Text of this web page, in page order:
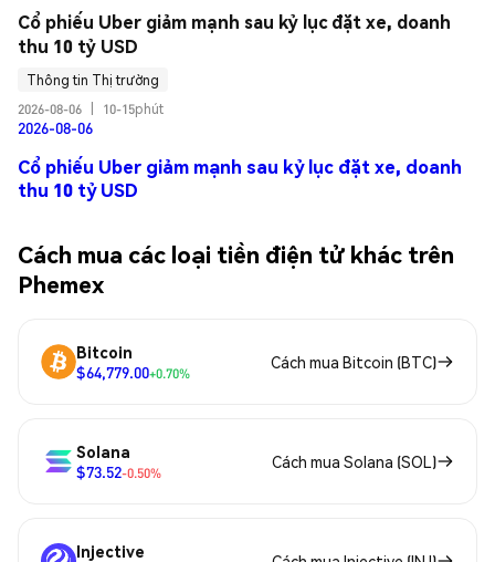
Cổ phiếu Uber giảm mạnh sau kỷ lục đặt xe, doanh
thu 10 tỷ USD
Thông tin Thị trường
2026-08-06
10-15phút
2026-08-06
Cổ phiếu Uber giảm mạnh sau kỷ lục đặt xe, doanh
thu 10 tỷ USD
Cách mua các loại tiền điện tử khác trên
Phemex
Bitcoin
$64,779.00+0.70%
Cách mua Bitcoin (BTC)
Solana
$73.52-0.50%
Cách mua Solana (SOL)
Injective